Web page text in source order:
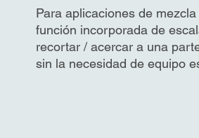
Para aplicaciones de
función incorporada de
recortar / acercar a una
sin la necesidad de equipo